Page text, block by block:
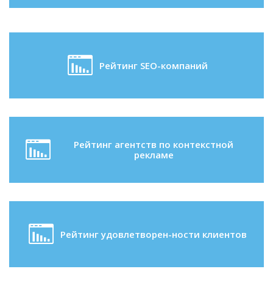
Рейтинг SEO-компаний
Рейтинг агентств по контекстной
рекламе
Рейтинг удовлетворен-ности клиентов